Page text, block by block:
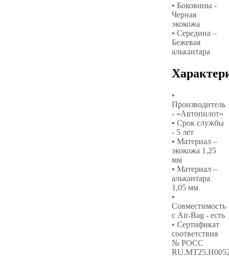
• Боковины -
Черная
экокожа
• Середина –
Бежевая
алькантара
•
Производитель
- «Автопилот»
• Срок службы
- 5 лет
• Материал –
экокожа 1,25
мм
• Материал –
алькантара
1,05 мм
•
Совместимость
с Air-Bag - есть
• Сертификат
соответствия
№ РОСС